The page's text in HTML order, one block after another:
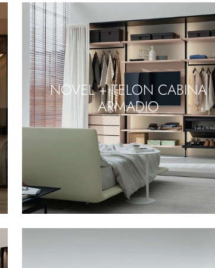
NOVEL + TELON CABINA
ARMADIO